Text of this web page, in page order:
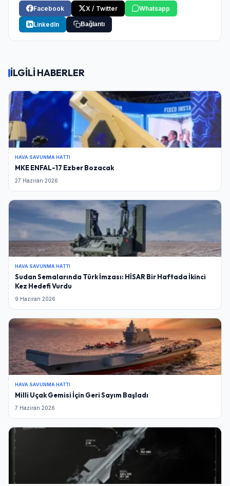
Facebook
X / Twitter Whatsapp
LinkedIn Bağlantı
İLGİLİ HABERLER
HAVA SAVUNMA HATTI
MKE ENFAL-17 Ezber Bozacak
27 Haziran 2026
HAVA SAVUNMA HATTI
Sudan Semalarında Türk İmzası: HİSAR Bir Haftada İkinci
Kez Hedefi Vurdu
9 Haziran 2026
HAVA SAVUNMA HATTI
Milli Uçak Gemisi İçin Geri Sayım Başladı
7 Haziran 2026